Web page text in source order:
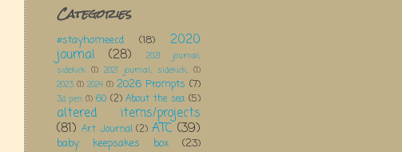
Categories
#stayhomeecd (18) 2020
journal (28)
2021 journal;
sidekick (1) 2021 journal; sidekick; (1)
2023 (1) 2024 (1) 2026 Prompts (7)
3d pen (1) 60 (2) About the sea (5)
altered items/projects
(81) Art Journal (2) ATC (39)
baby keepsakes box (23)